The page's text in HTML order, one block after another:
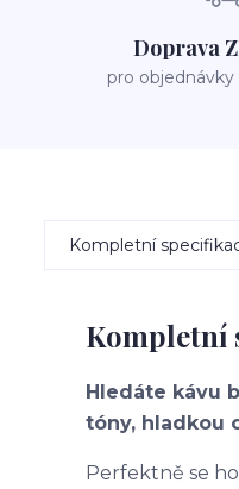
Doprava
pro
Kompletní
Kompletní
Hledáte kávu
tóny, hladkou
Perfektně se